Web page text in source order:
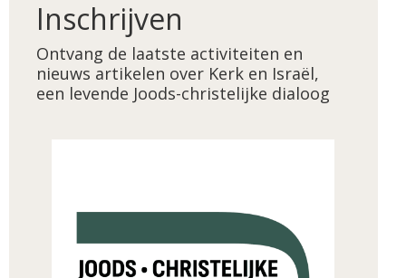
Inschrijven
Ontvang de laatste activiteiten en
nieuws artikelen over Kerk en Israël,
een levende Joods-christelijke dialoog